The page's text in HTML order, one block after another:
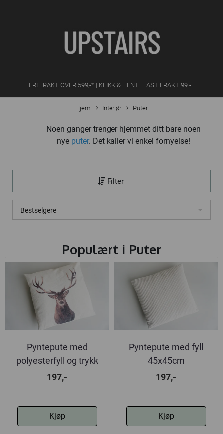
FRI FRAKT OVER 599,-* | KLIKK & HENT | FAST FRAKT 99.-
Hjem Interiør Puter
Noen ganger trenger hjemmet ditt bare noen
nye puter. Det kaller vi enkel fornyelse!
Filter
Bestselgere
Populært i Puter
Pyntepute med
polyesterfyll og trykk
på begge ...
197,-
Kjøp
Pyntepute med fyll
45x45cm
197,-
Kjøp